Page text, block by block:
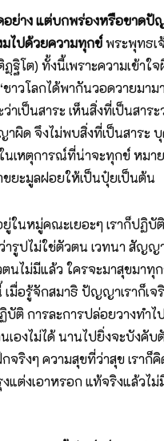
ย่างแต่บกพร่องหรือขาดปั
มไปด้วยความทุกข์พระพุทธเ
โต) ทั้งนี้เพราะความเข้าใจ
าวโลกได้พากันวอดวายมาม
าเป็นสาระ เห็นสิ่งที่เป็นสาระ
ผิด จึงไม่พบสิ่งที่เป็นสาระ
เหตุการณ์ที่น่าจะทุกข์ หมาย
ขยะมูลฝอยให้เป็นปุ๋ยเป็นต้น
ยู่ในหมู่คณะเยอะๆ เราก็ปฏิบั
ารูปไม่ใช่ตัวตน เวทนา สัญ
นไม่มีแล้ว ใครจะมาสุขมาทุ
มื่อรู้จักสมาธิ ปัญญาเราก็เ
ติ การละการปล่อยวางทำไ
องไม่ได้ นานไปยิ่งจะบังคับตั
จริงๆ ความสุขที่ว่าสุข เราก็
ต่งเอาหรอก แท้จริงแล้วไม่